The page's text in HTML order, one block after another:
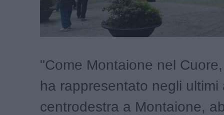
"Come Montaione nel
ha rappresentato negli ultimi
centrodestra a Montaione,